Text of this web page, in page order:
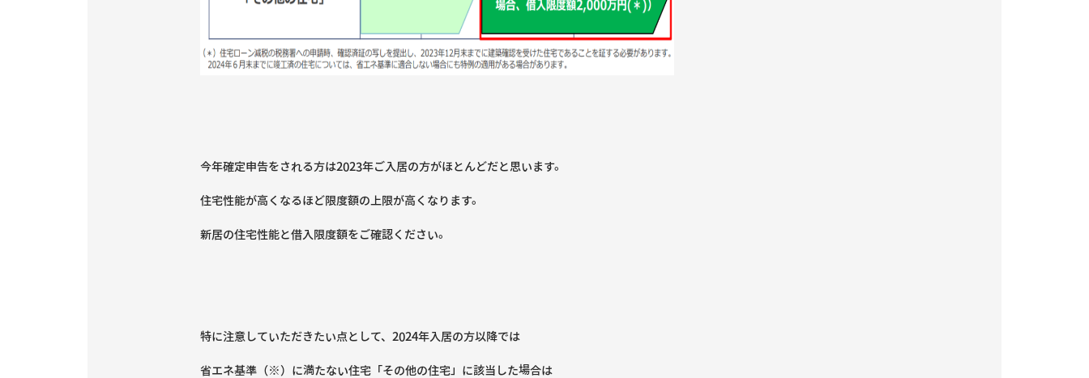
今年確定申告をされる方は2023年ご入居の方がほとんどだと思います。
住宅性能が高くなるほど限度額の上限が高くなります。
新居の住宅性能と借入限度額をご確認ください。
特に注意していただきたい点として、2024年入居の方以降では
省エネ基準（※）に満たない住宅「その他の住宅」に該当した場合は